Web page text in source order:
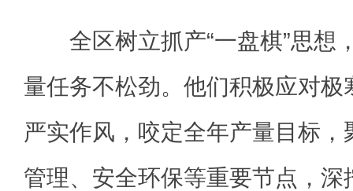
全区树立抓产“一盘棋”思想
量任务不松劲。他们积极应对极
严实作风，咬定全年产量目标
管理、安全环保等重要节点，